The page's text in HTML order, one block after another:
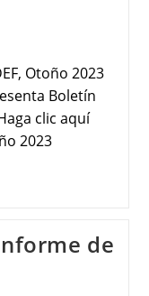
Otoño 2023
Boletín
clic aquí
2023
de